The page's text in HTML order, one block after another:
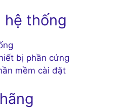
hệ thống
bị phần cứng
mềm cài đặt